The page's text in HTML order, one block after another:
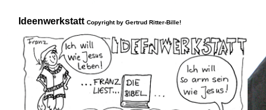
IdeenwerkstattCopyright by Gertrud Ritter-Bille!